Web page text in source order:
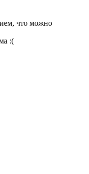
что можно
:(